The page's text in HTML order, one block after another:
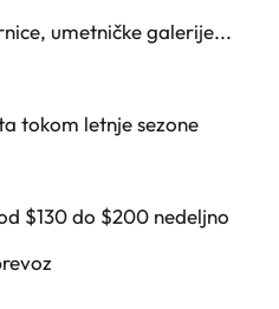
umetničke galerije...
tokom letnje sezone
$130 do $200 nedeljno